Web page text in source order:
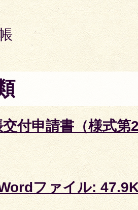
付申請書（様式
ファイル: